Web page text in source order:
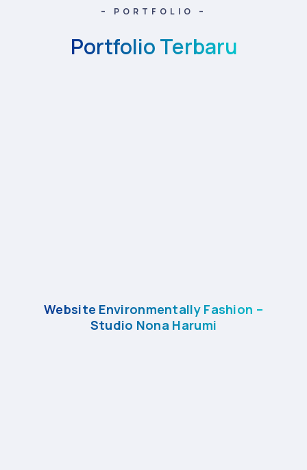
– PORTFOLIO –
Portfolio Terbaru
Website Environmentally Fashion –
Studio Nona Harumi